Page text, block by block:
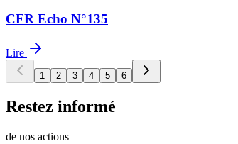
CFR Echo N°135
Lire
1 2 3 4 5 6
Restez informé
de nos actions